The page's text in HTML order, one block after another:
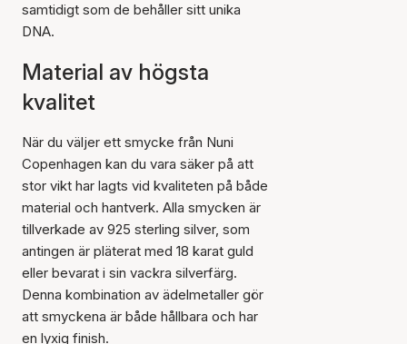
samtidigt som de behåller sitt unika
DNA.
Material av högsta
kvalitet
När du väljer ett smycke från Nuni
Copenhagen kan du vara säker på att
stor vikt har lagts vid kvaliteten på både
material och hantverk. Alla smycken är
tillverkade av 925 sterling silver, som
antingen är pläterat med 18 karat guld
eller bevarat i sin vackra silverfärg.
Denna kombination av ädelmetaller gör
att smyckena är både hållbara och har
en lyxig finish.